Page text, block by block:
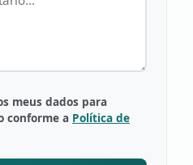
meus dados para
conforme a Política de